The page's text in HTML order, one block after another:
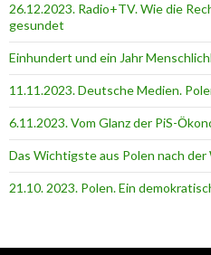
26.12.2023. Radio+TV. Wie die
gesundet
Einhundert und ein Jahr
11.11.2023. Deutsche Medien.
6.11.2023. Vom Glanz der PiS-
Das Wichtigste aus Polen nach
21.10. 2023. Polen. Ein